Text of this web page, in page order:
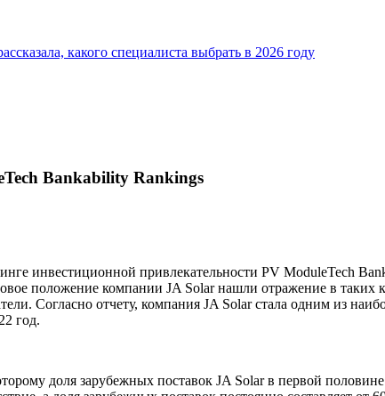
какого специалиста выбрать в 2026 году
Bankability Rankings
инвестиционной привлекательности PV ModuleTech
положение компании JA Solar нашли отражение в
Согласно отчету, компания JA Solar стала одним из
год.
доля зарубежных поставок JA Solar в первой